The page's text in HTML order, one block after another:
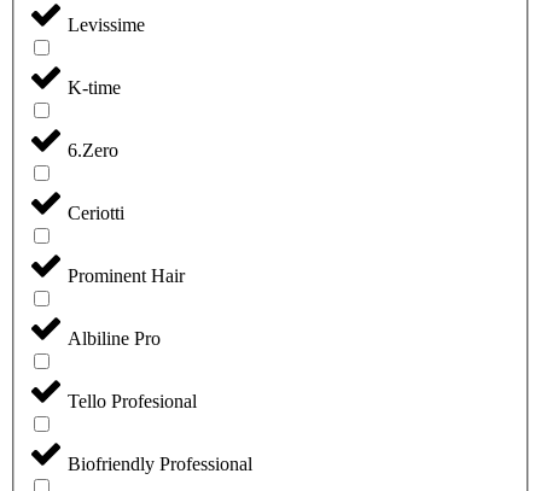
Levissime
K-time
6.Zero
Ceriotti
Prominent Hair
Albiline Pro
Tello Profesional
Biofriendly Professional